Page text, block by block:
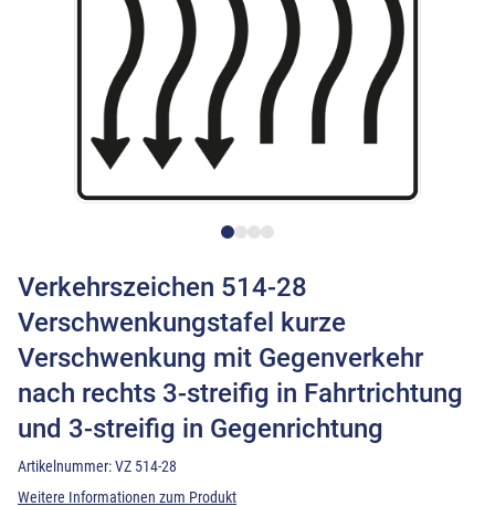
Verkehrszeichen 514-28
Verschwenkungstafel kurze
Verschwenkung mit Gegenverkehr
nach rechts 3-streifig in Fahrtrichtung
und 3-streifig in Gegenrichtung
Artikelnummer:VZ 514-28
Weitere Informationen zum Produkt